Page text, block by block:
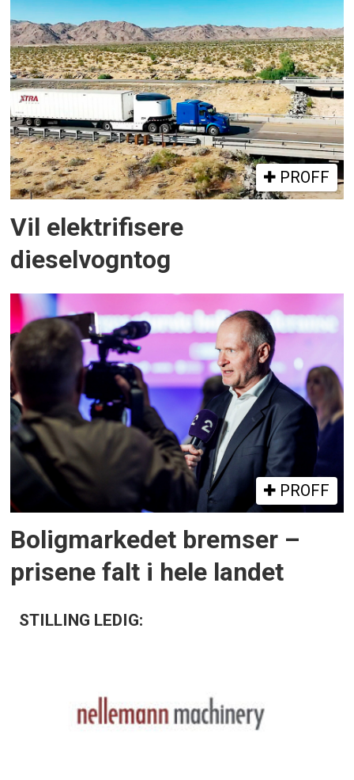
PROFF
Vil elektrifisere
dieselvogntog
PROFF
Boligmarkedet bremser –
prisene falt i hele landet
STILLING LEDIG: